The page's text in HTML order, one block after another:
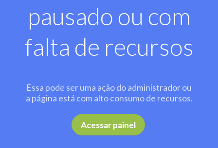
pausado ou com
falta de recursos
Essa pode ser uma ação do administrador ou
a página está com alto consumo de recursos.
Acessar painel .